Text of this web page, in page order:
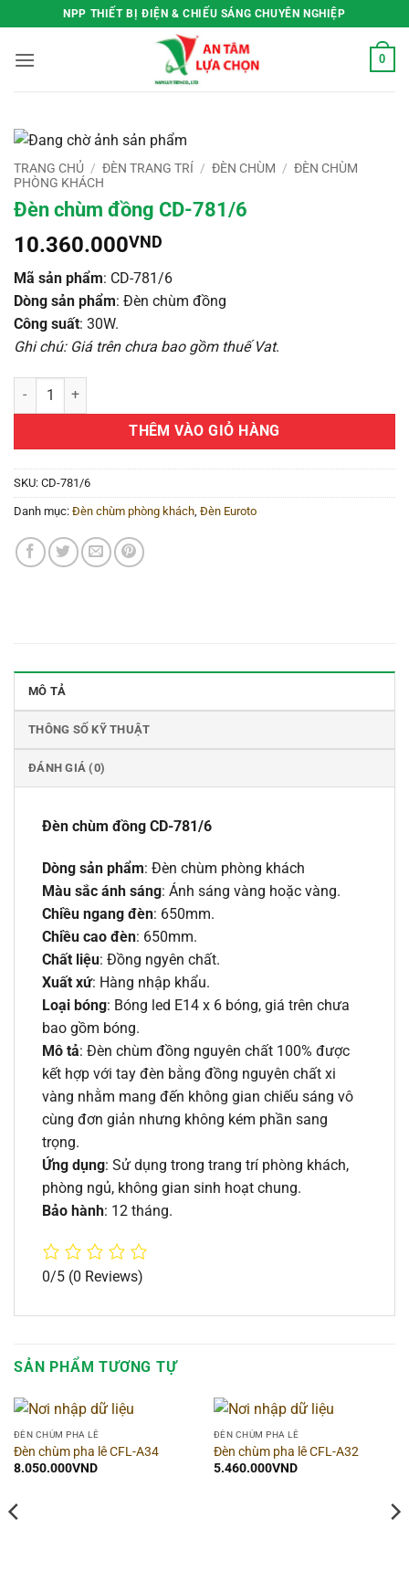
qua
nội
NPP THIẾT BỊ ĐIỆN & CHIẾU SÁNG CHUYÊN NGHIỆP
0
TRANG CHỦ / ĐÈN TRANG TRÍ / ĐÈN CHÙM / ĐÈN CHÙM
PHÒNG KHÁCH
Đèn chùm đồng CD-781/6
10.360.000VND
Mã sản phẩm: CD-781/6
Dòng sản phẩm: Đèn chùm đồng
Công suất: 30W.
Ghi chú: Giá trên chưa bao gồm thuế Vat.
Đèn chùm đồng CD-781/6 số lượng
THÊM VÀO GIỎ HÀNG
SKU: CD-781/6
Danh mục: Đèn chùm phòng khách Đèn Euroto
MÔ TẢ
THÔNG SỐ KỸ THUẬT
ĐÁNH GIÁ (0)
Đèn chùm đồng CD-781/6
Dòng sản phẩm: Đèn chùm phòng khách
Màu sắc ánh sáng: Ánh sáng vàng hoặc vàng.
Chiều ngang đèn: 650mm.
Chiều cao đèn: 650mm.
Chất liệu: Đồng ngyên chất.
Xuất xứ: Hàng nhập khẩu.
Loại bóng: Bóng led E14 x 6 bóng, giá trên chưa
bao gồm bóng.
Mô tả: Đèn chùm đồng nguyên chất 100% được
kết hợp với tay đèn bằng đồng nguyên chất xi
vàng nhằm mang đến không gian chiếu sáng vô
cùng đơn giản nhưng không kém phần sang
trọng.
Ứng dụng: Sử dụng trong trang trí phòng khách,
phòng ngủ, không gian sinh hoạt chung.
Bảo hành: 12 tháng.
0/5 (0 Reviews)
SẢN PHẨM TƯƠNG TỰ
ĐÈN CHÙM PHA LÊ
Đèn chùm pha lê CFL-A34
8.050.000VND
ĐÈN CHÙM PHA LÊ
Đèn chùm pha lê CFL-A32
5.460.000VND